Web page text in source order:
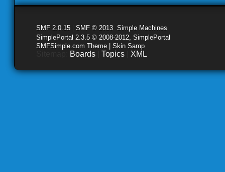
SMF 2.0.15 SMF © 2013 Simple Machines
SimplePortal 2.3.5 © 2008-2012, SimplePortal
SMFSimple.com Theme | Skin Samp
Boards Topics XML